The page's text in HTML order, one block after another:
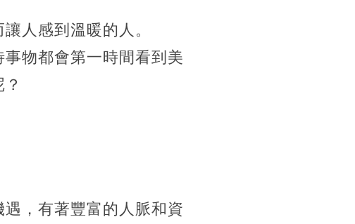
人感到溫暖的人。
物都會第一時間看到美
，有著豐富的人脈和資